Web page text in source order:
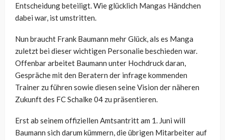
Entscheidung beteiligt. Wie glücklich Mangas Händchen
dabei war, ist umstritten.
Nun braucht Frank Baumann mehr Glück, als es Manga
zuletzt bei dieser wichtigen Personalie beschieden war.
Offenbar arbeitet Baumann unter Hochdruck daran,
Gespräche mit den Beratern der infrage kommenden
Trainer zu führen sowie diesen seine Vision der näheren
Zukunft des FC Schalke 04 zu präsentieren.
Erst ab seinem offiziellen Amtsantritt am 1. Juni will
Baumann sich darum kümmern, die übrigen Mitarbeiter auf